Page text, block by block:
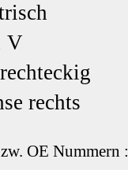
V
rechts
OE Nummern :